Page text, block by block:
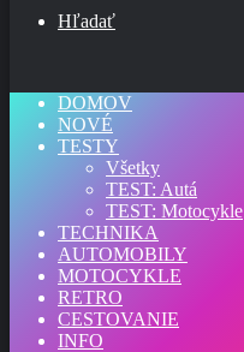
Hľadať
DOMOV
NOVÉ
TESTY
Všetky
TEST: Autá
TEST: Motocykle
TECHNIKA
AUTOMOBILY
MOTOCYKLE
RETRO
CESTOVANIE
INFO